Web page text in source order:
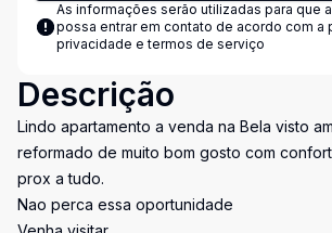
As informações serão utilizadas para que
possa entrar em contato de acordo com a
privacidade e termos de serviço
Descrição
Lindo apartamento a venda na Bela visto
reformado de muito bom gosto com
prox a tudo.
Nao perca essa oportunidade